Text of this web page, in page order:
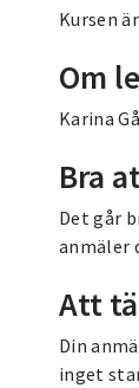
Kursen
Om
Karina
Bra
Det går
anmäler
Att
Din
inget